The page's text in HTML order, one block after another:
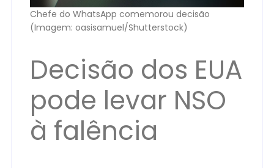
Chefe do WhatsApp comemorou decisão
(Imagem: oasisamuel/Shutterstock)
Decisão dos EUA
pode levar NSO
à falência